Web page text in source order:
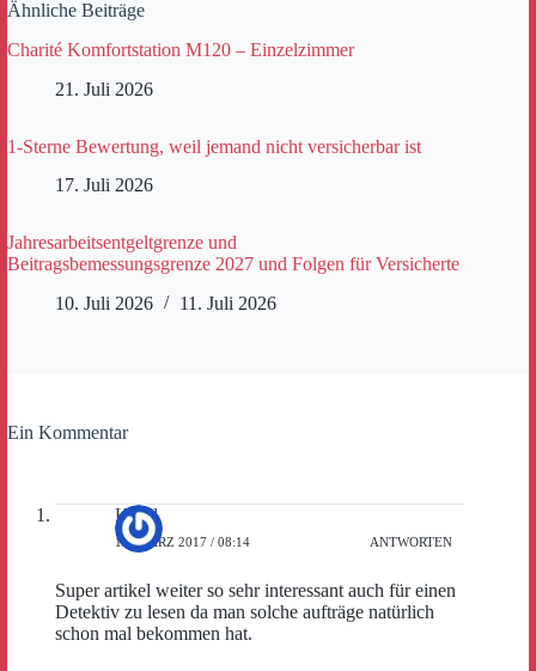
Ähnliche Beiträge
Charité Komfortstation M120 – Einzelzimmer
21. Juli 2026
1-Sterne Bewertung, weil jemand nicht versicherbar ist
17. Juli 2026
Jahresarbeitsentgeltgrenze und
Beitragsbemessungsgrenze 2027 und Folgen für Versicherte
10. Juli 2026
11. Juli 2026
Ein Kommentar
Kasel
19. MÄRZ 2017 / 08:14 ANTWORTEN
Super artikel weiter so sehr interessant auch für einen
Detektiv zu lesen da man solche aufträge natürlich
schon mal bekommen hat.